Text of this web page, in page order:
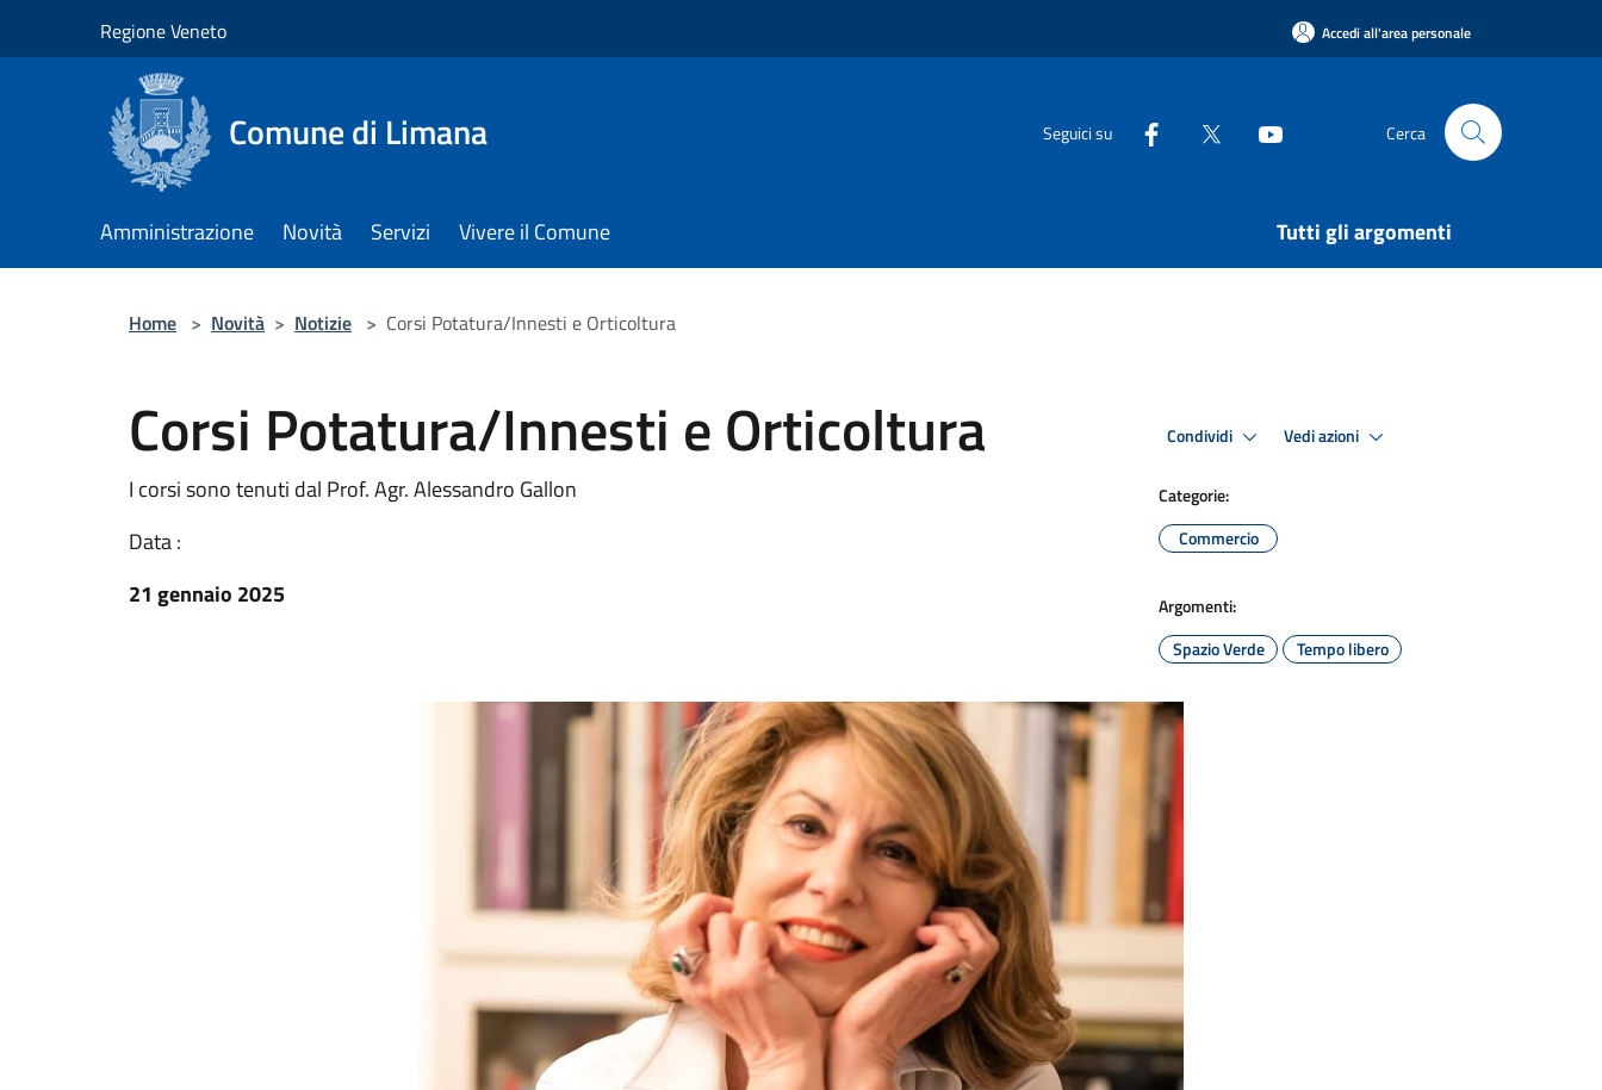
Regione Veneto Accedi all'area personale
Comune di Limana Seguici su Cerca
Amministrazione Novità Servizi Vivere il Comune Tutti gli argomenti
Home > Novità > Notizie > Corsi Potatura/Innesti e Orticoltura
Corsi Potatura/Innesti e Orticoltura
I corsi sono tenuti dal Prof. Agr. Alessandro Gallon
Data :
21 gennaio 2025
Condividi Vedi azioni
Categorie:
Commercio
Argomenti:
Spazio Verde
Tempo libero